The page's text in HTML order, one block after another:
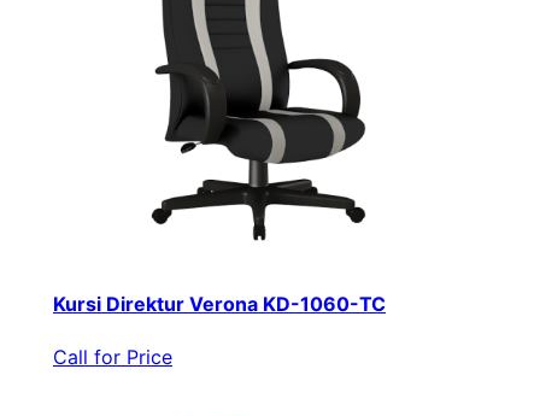
Kursi Direktur Verona KD-1060-TC
Call for Price